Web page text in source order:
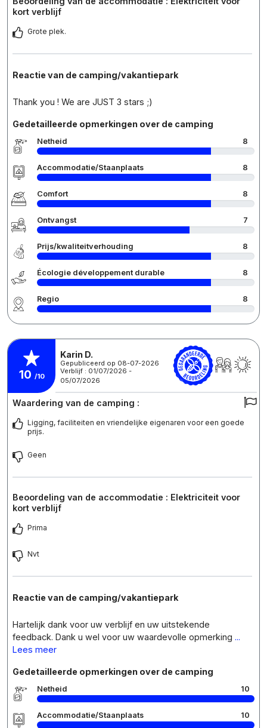
kort verblijf
Grote plek.
Reactie van de camping/vakantiepark
Thank you ! We are JUST 3 stars ;)
Gedetailleerde opmerkingen over de camping
Netheid 8
Accommodatie/Staanplaats 8
Comfort 8
Ontvangst 7
Prijs/kwaliteitverhouding 8
Écologie développement durable 8
Regio 8
10 /10
Karin D.
Gepubliceerd op 08-07-2026
Verblijf : 01/07/2026 -
05/07/2026
Waardering van de camping :
Ligging, faciliteiten en vriendelijke eigenaren voor een goede
prijs.
Geen
Beoordeling van de accommodatie : Elektriciteit voor
kort verblijf
Prima
Nvt
Reactie van de camping/vakantiepark
Hartelijk dank voor uw verblijf en uw uitstekende
feedback. Dank u wel voor uw waardevolle opmerking ...
Lees meer
Gedetailleerde opmerkingen over de camping
Netheid 10
Accommodatie/Staanplaats 10